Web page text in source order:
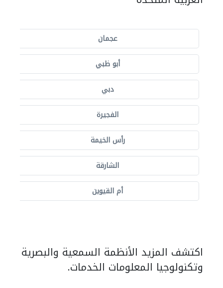
عجمان
أبو ظبي
دبي
الفجيرة
رأس الخيمة
الشارقة
أم القيوين
اكتشف المزيد الأنظمة السمعية والبصرية
وتكنولوجيا المعلومات الخدمات.